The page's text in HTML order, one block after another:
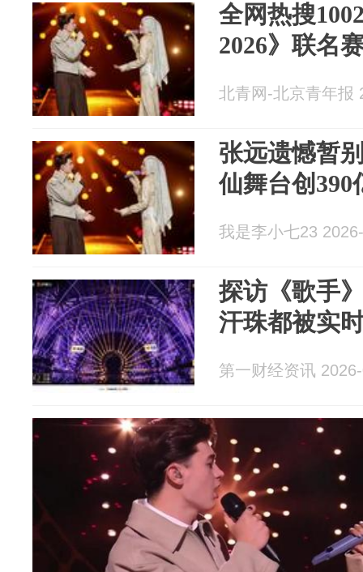
全网热搜
2026》联名
北青网-北京青年报
张远遗憾暂
仙舞台创390
我是李小七23
探访《歌手
汗珠都被实
第一财经资讯